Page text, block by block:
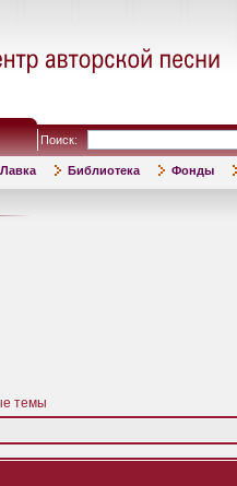
Поиск:
Лавка Библиотека Фонды
темы